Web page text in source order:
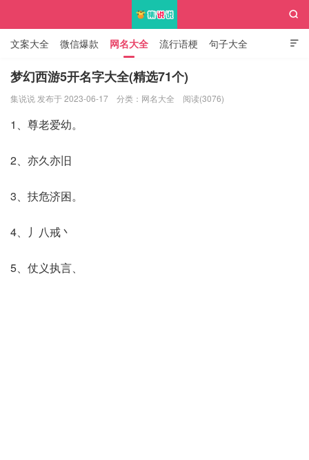

文案大全 微信爆款 网名大全 流行语梗 句子大全
知识大全

梦幻西游5开名字大全(精选71个)
集说说 发布于 2023-06-17 分类： 网名大全 阅读(3076)
1、尊老爱幼。
2、亦久亦旧
3、扶危济困。
4、丿八戒丶
5、仗义执言、